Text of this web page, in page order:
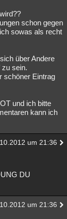
schon gegen
sowas als recht
über Andere
zu sein.
schöner Eintrag
und ich bitte
kann ich
um 21:36
DU
um 21:36